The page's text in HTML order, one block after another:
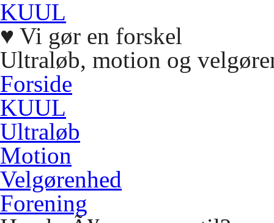
KUUL
♥ Vi gør en forskel
Ultraløb, motion og
Forside
KUUL
Ultraløb
Motion
Velgørenhed
Forening